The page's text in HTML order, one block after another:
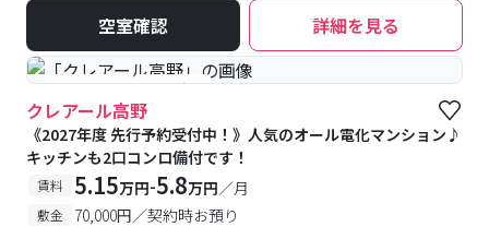
空室確認 詳細を見る
#予約受付中 #空室待ち
クレアール高野
《2027年度 先行予約受付中！》人気のオール電化マンション♪
キッチンも2口コンロ備付です！
賃料 5.15万円-5.8万円／月
敷金 70,000円／契約時お預り